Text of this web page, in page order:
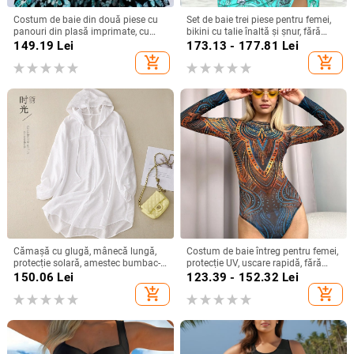
Costum de baie din două piese cu
panouri din plasă imprimate, cu
bureți la bust, 85% poliester / 15%
elastan, căptușeală 95% poliester /
5% elastan, 150 g/m²
149.19 Lei
add_shopping_cart
Set de baie trei piese pentru femei,
bikini cu talie înaltă și șnur, fără
bretele, cu burete la bust, din
poliester 85% și căptușeală 15%,
imprimeu cu flori zdrobite
173.13 - 177.81 Lei
add_shopping_cart
Cămașă cu glugă, mânecă lungă,
protecție solară, amestec bumbac-
lin cu cânepă, cardigan de vară
150.06 Lei
add_shopping_cart
Costum de baie întreg pentru femei,
protecție UV, uscare rapidă, fără
mâneci, cu burete pentru bust,
123.39 - 152.32 Lei
add_shopping_cart